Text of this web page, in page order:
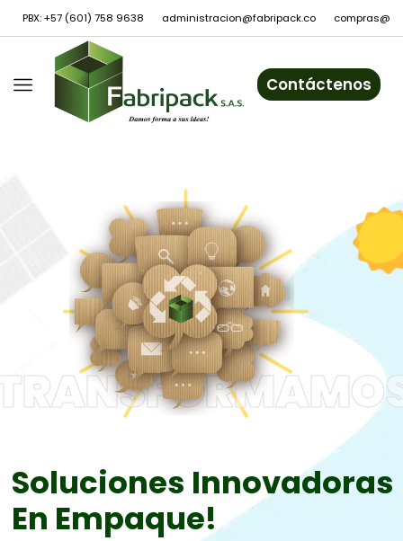
PBX: +57 (601) 758 9638 administracion@fabripack.co
Contáctenos
Soluciones Innovadoras
En Empaque!